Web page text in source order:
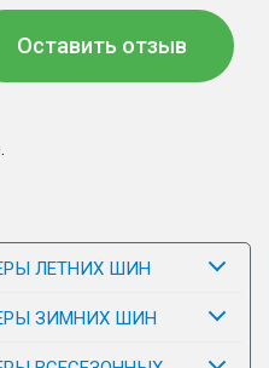
Оставить отзыв
ЛЕТНИХ ШИН
ЗИМНИХ ШИН